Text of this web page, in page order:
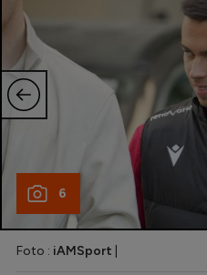
6
Foto : iAMSport